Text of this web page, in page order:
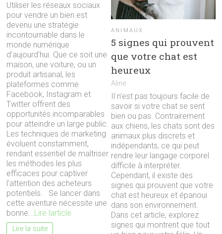
Utiliser les réseaux sociaux
pour vendre un bien est
devenu une stratégie
incontournable dans le
monde numérique
d'aujourd'hui. Que ce soit une
maison, une voiture, ou un
produit artisanal, les
plateformes comme
Facebook, Instagram et
Twitter offrent des
opportunités incomparables
pour atteindre un large public.
Les techniques de marketing
évoluent constamment,
rendant essentiel de maîtriser
les méthodes les plus
efficaces pour captiver
l’attention des acheteurs
potentiels. Se lancer dans
cette aventure nécessite une
bonne...Lire larticle
Lire la suite
ANIMAUX
5 signes qui prouvent
que votre chat est
heureux
Aline
Il n'est pas toujours facile de
savoir si votre chat se sent
bien ou pas. Contrairement
aux chiens, les chats sont des
animaux plus discrets et
indépendants, ce qui peut
rendre leur langage corporel
difficile à interpréter.
Cependant, il existe des
signes qui prouvent que votre
chat est heureux et épanoui
dans son environnement.
Dans cet article, explorez
signes qui montrent que tout